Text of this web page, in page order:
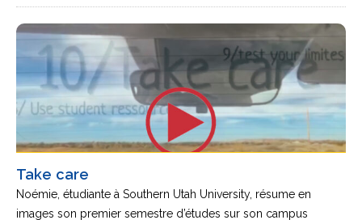
Take care
Noémie, étudiante à Southern Utah University, résume en
images son premier semestre d’études sur son campus